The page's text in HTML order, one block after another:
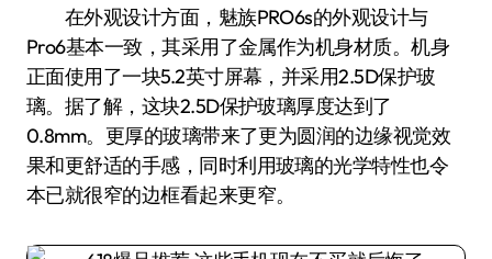
在外观设计方面，魅族PRO6s的外观设计与
Pro6基本一致，其采用了金属作为机身材质。机身
正面使用了一块5.2英寸屏幕，并采用2.5D保护玻
璃。据了解，这块2.5D保护玻璃厚度达到了
0.8mm。更厚的玻璃带来了更为圆润的边缘视觉效
果和更舒适的手感，同时利用玻璃的光学特性也令
本已就很窄的边框看起来更窄。